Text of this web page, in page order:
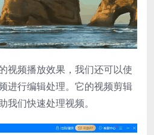
视频播放效果，我们还可以使
进行编辑处理。它的视频剪辑
我们快速处理视频。